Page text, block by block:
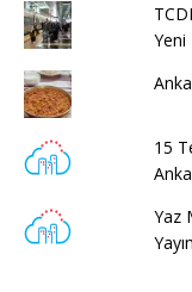
Yeni
15
Yaz